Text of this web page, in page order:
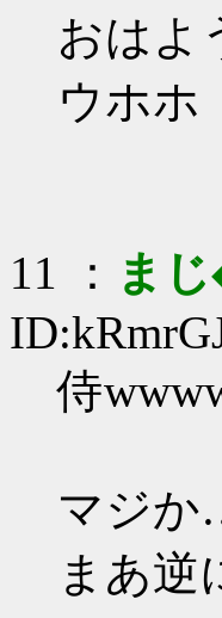
おはよ
ウホホ
11 ： まじ
侍
マジ
まあ逆